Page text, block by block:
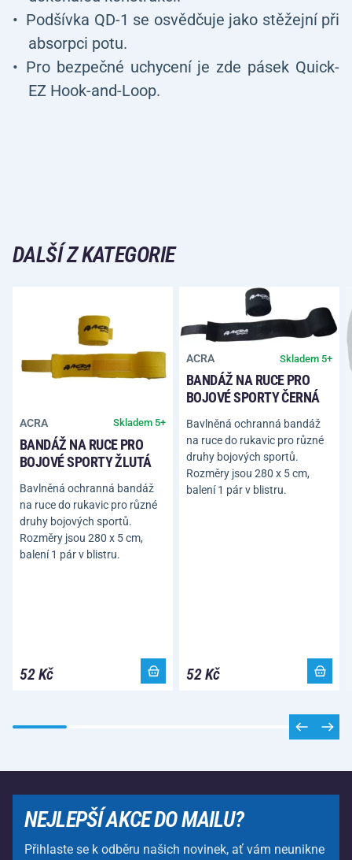
Podšívka QD-1 se osvědčuje jako stěžejní při
absorpci potu.
Pro bezpečné uchycení je zde pásek Quick-
EZ Hook-and-Loop.
DALŠÍ Z KATEGORIE
ACRA Skladem 5+
BANDÁŽ NA RUCE PRO
BOJOVÉ SPORTY ŽLUTÁ
Bavlněná ochranná bandáž
na ruce do rukavic pro různé
druhy bojových sportů.
Rozměry jsou 280 x 5 cm,
balení 1 pár v blistru.
52 Kč
ACRA Skladem 5+
BANDÁŽ NA RUCE PRO
BOJOVÉ SPORTY ČERNÁ
Bavlněná ochranná bandáž
na ruce do rukavic pro různé
druhy bojových sportů.
Rozměry jsou 280 x 5 cm,
balení 1 pár v blistru.
52 Kč
NEJLEPŠÍ AKCE DO MAILU?
Přihlaste se k odběru našich novinek, ať vám neunikne